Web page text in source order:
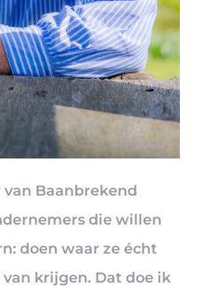
Baanbrekend
die willen
doen waar ze écht
krijgen. Dat doe ik